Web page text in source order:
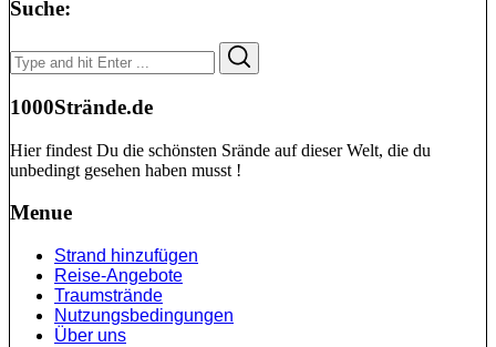
Suche:
Search
for:
1000Strände.de
Hier findest Du die schönsten Srände auf dieser Welt, die du
unbedingt gesehen haben musst !
Menue
Strand hinzufügen
Reise-Angebote
Traumstrände
Nutzungsbedingungen
Über uns